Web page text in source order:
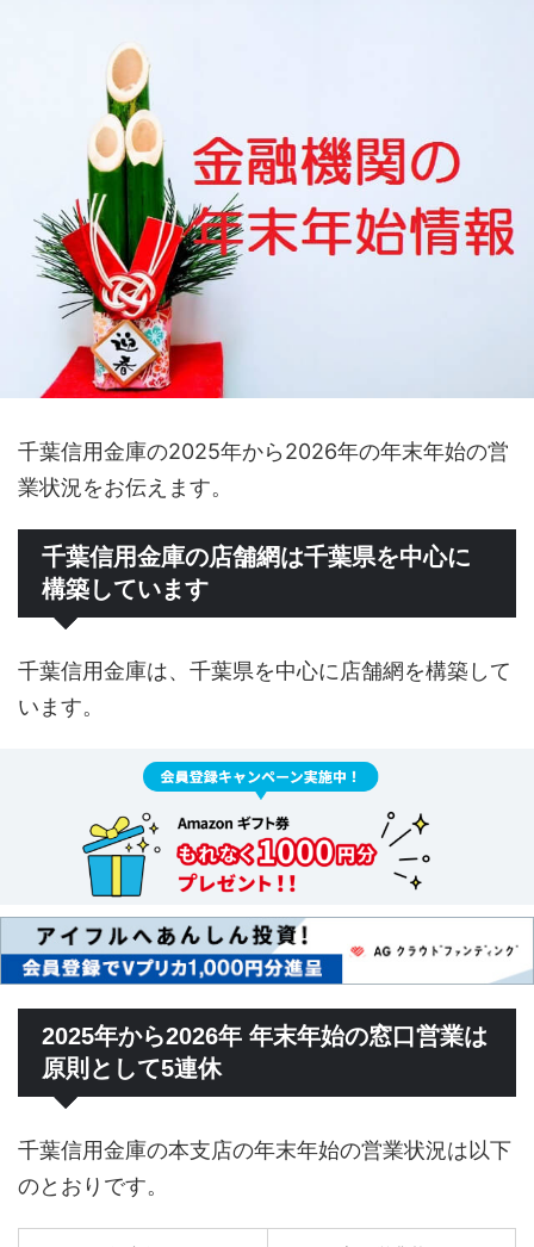
千葉信用金庫の2025年から2026年の年末年始の営
業状況をお伝えます。
千葉信用金庫の店舗網は千葉県を中心に
構築しています
千葉信用金庫は、千葉県を中心に店舗網を構築して
います。
2025年から2026年 年末年始の窓口営業は
原則として5連休
千葉信用金庫の本支店の年末年始の営業状況は以下
のとおりです。